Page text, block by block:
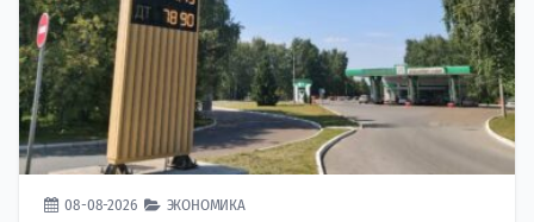
08-08-2026 ЭКОНОМИКА